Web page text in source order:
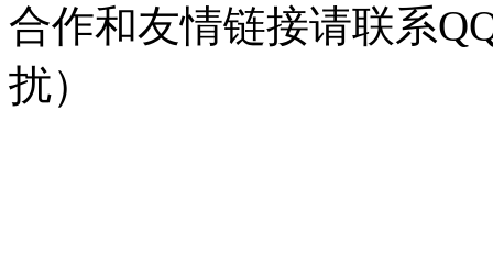
合作和友情链接请联系
扰）